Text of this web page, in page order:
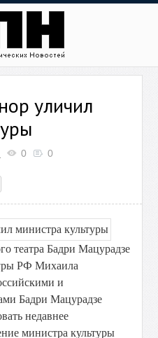
уличил
0 0
театра Бадри Мацурадзе
РФ Михаила
и
Бадри Мацурадзе
недавнее
министра культуры